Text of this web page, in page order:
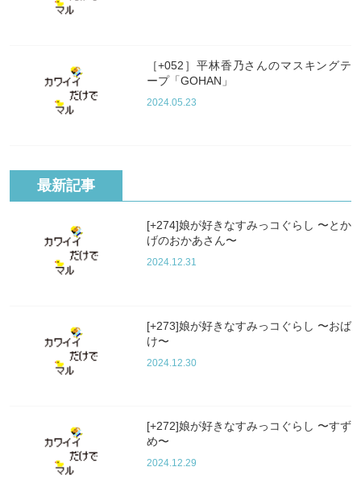
［+052］平林香乃さんのマスキングテ
ープ「GOHAN」
2024.05.23
最新記事
[+274]娘が好きなすみっコぐらし 〜とか
げのおかあさん〜
2024.12.31
[+273]娘が好きなすみっコぐらし 〜おば
け〜
2024.12.30
[+272]娘が好きなすみっコぐらし 〜すず
め〜
2024.12.29